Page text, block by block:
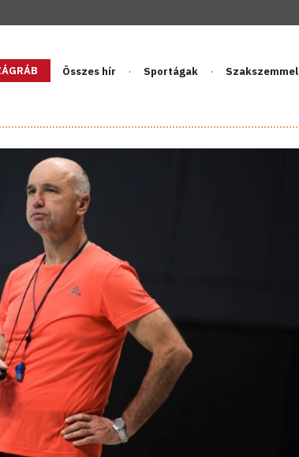
Összes hír Sportágak Szakszemmel